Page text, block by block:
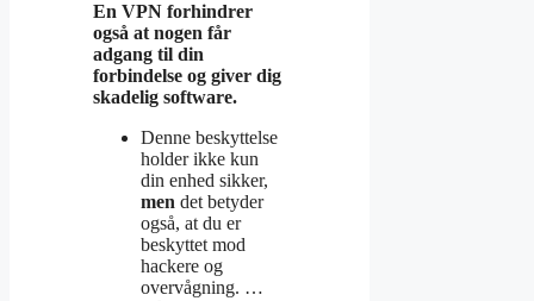
En VPN forhindrer
også at nogen får
adgang til din
forbindelse og giver dig
skadelig software.
Denne beskyttelse
holder ikke kun
din enhed sikker,
men det betyder
også, at du er
beskyttet mod
hackere og
overvågning. …